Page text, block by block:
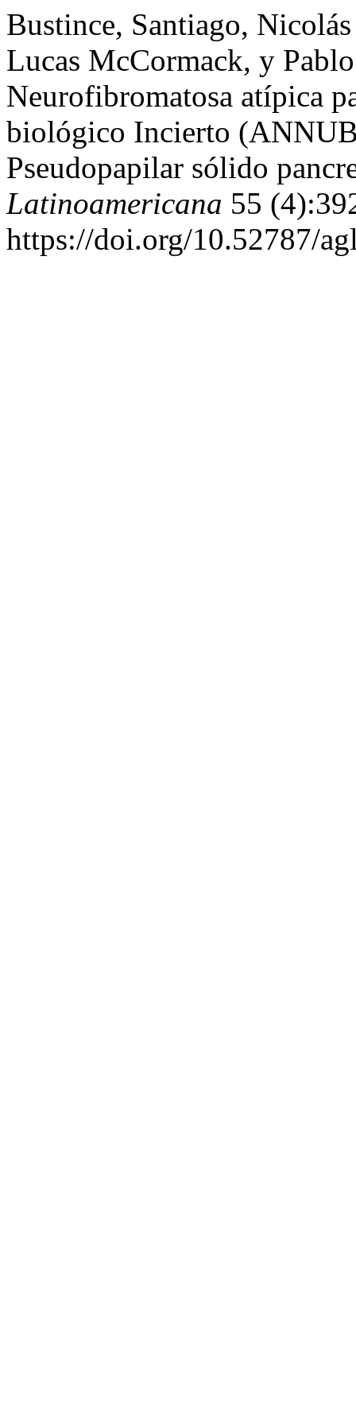
Bustince, Santiago,
Lucas McCormack, y
Neurofibromatosa atípica
biológico Incierto
Pseudopapilar sólido
Latinoamericana 55
https://doi.org/10.52787/